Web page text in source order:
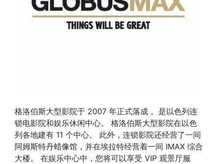
格洛伯斯大型影院于 2007 年正式落成， 是以色列连
锁电影院和娱乐休闲中心。 格洛伯斯大型影院在以色
列各地建有 11 个中心。 此外，连锁影院还经营了一间
阿姆斯特丹蜡像馆，并在埃拉特经营着一间 IMAX 综合
大楼。 在娱乐中心中，您将可以享受 VIP 观景厅服